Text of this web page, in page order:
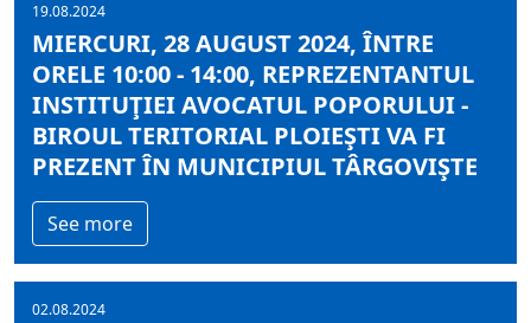
19.08.2024
MIERCURI, 28 AUGUST 2024, ÎNTRE
ORELE 10:00 - 14:00, REPREZENTANTUL
INSTITUŢIEI AVOCATUL POPORULUI -
BIROUL TERITORIAL PLOIEŞTI VA FI
PREZENT ÎN MUNICIPIUL TÂRGOVIŞTE
See more
02.08.2024